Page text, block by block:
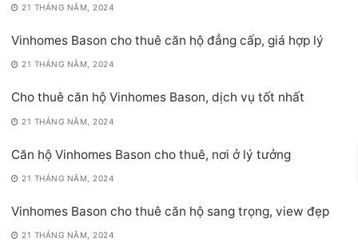
21 THÁNG NĂM, 2024
Vinhomes Bason cho thuê căn hộ đẳng cấp, giá hợp lý
21 THÁNG NĂM, 2024
Cho thuê căn hộ Vinhomes Bason, dịch vụ tốt nhất
21 THÁNG NĂM, 2024
Căn hộ Vinhomes Bason cho thuê, nơi ở lý tưởng
21 THÁNG NĂM, 2024
Vinhomes Bason cho thuê căn hộ sang trọng, view đẹp
21 THÁNG NĂM, 2024